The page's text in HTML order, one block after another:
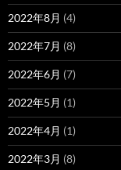
2022年8月 (4)
2022年7月 (8)
2022年6月 (7)
2022年5月 (1)
2022年4月 (1)
2022年3月 (8)